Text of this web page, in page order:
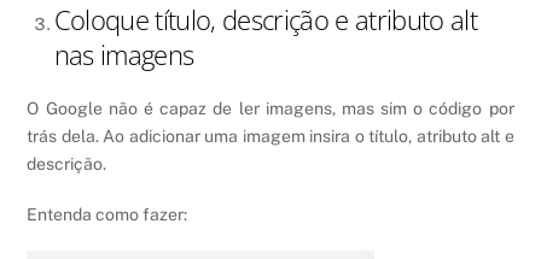
Coloque título, descrição e atributo alt
nas imagens
O Google não é capaz de ler imagens, mas sim o código por
trás dela. Ao adicionar uma imagem insira o título, atributo alt e
descrição.
Entenda como fazer: